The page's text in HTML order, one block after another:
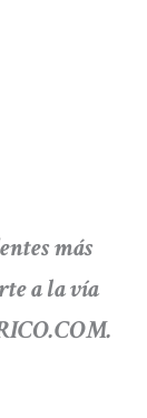
más
a la vía